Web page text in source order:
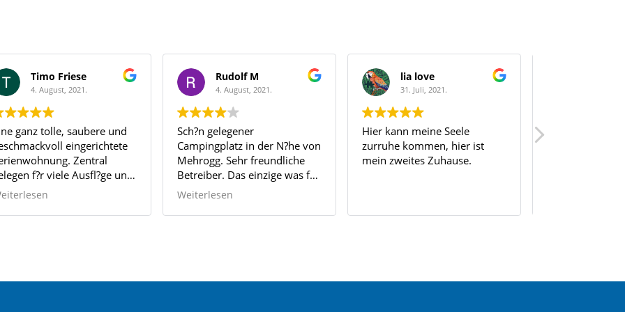
und
Rudolf M
Sch?n gelegener
Campingplatz in der N?he von
Mehrogg. Sehr freundliche
Betreiber. Das einzige was f?r
ein WoMo fehlt ist die M?
abzulassen, deshalb 4 Sterne.
lia love
zurruhe kommen, hier ist
mein zweites Zuhause.
Franz Beyering
Ein sch?nes Fleckchen Erde
,wo man im Biergarten auch
Mal ein Weizen genie?en kann